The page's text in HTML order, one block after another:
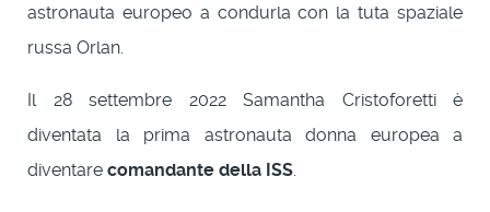
astronauta europeo a condurla con la tuta spaziale
russa Orlan.
Il 28 settembre 2022 Samantha Cristoforetti è
diventata la prima astronauta donna europea a
diventare comandante della ISS.